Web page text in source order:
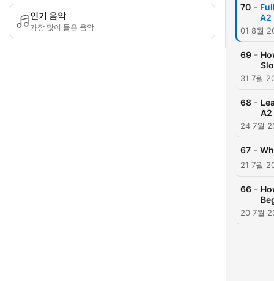
인기 음악
가장 많이 들은 음악
70 -
A2
01 8월
69 -
31 7월
68 -
A2
24 7월
67 -
21 7월
66 -
20 7월